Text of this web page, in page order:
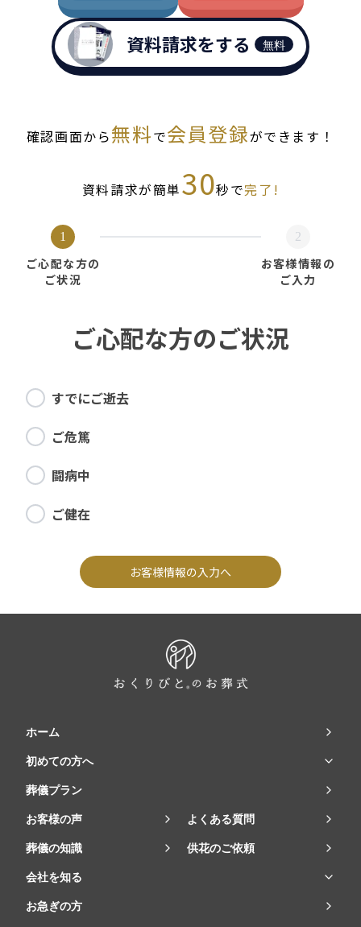
資料請求をする 無料
確認画面から無料で会員登録ができます！
資料請求が簡単30秒で完了!
1
ご心配な方の
ご状況
2
お客様情報の
ご入力
ご心配な方のご状況
すでにご逝去
ご危篤
闘病中
ご健在
お客様情報の入力へ
ホーム
初めての方へ
葬儀プラン
お客様の声 よくある質問
葬儀の知識 供花のご依頼
会社を知る
お急ぎの方